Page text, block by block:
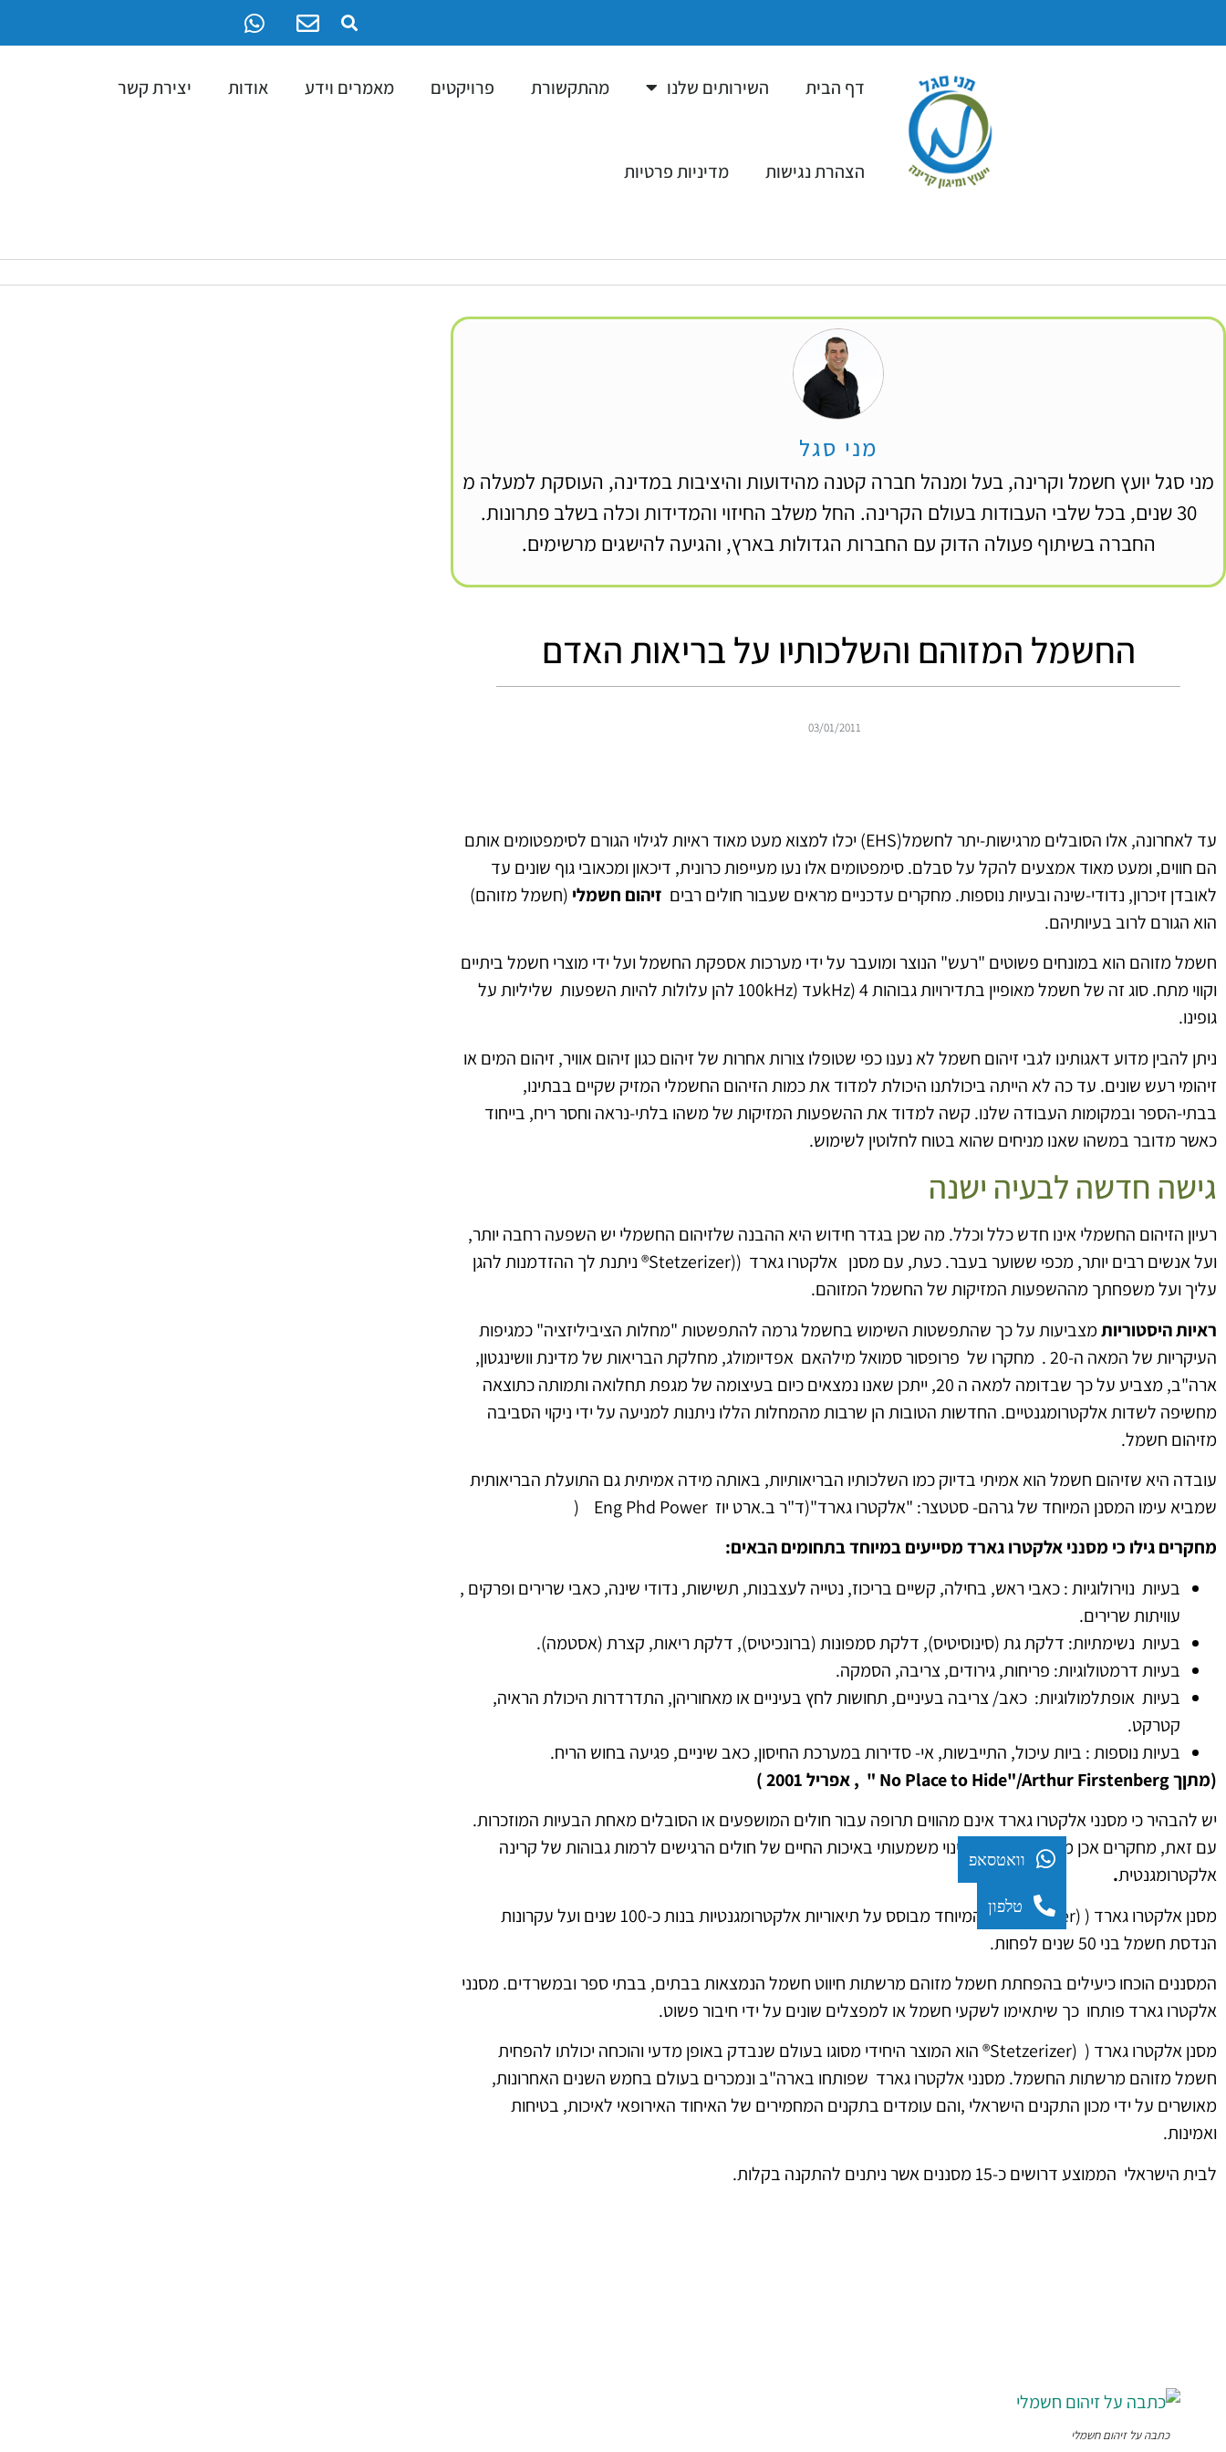
דף הבית השירותים שלנו מהתקשורת פרויקטים מאמרים וידע אודות יצירת קשר
הצהרת נגישות מדיניות פרטיות
מני סגל
מני סגל יועץ חשמל וקרינה, בעל ומנהל חברה קטנה מהידועות והיציבות במדינה, העוסקת למעלה מ
30 שנים, בכל שלבי העבודות בעולם הקרינה. החל משלב החיזוי והמדידות וכלה בשלב פתרונות.
החברה בשיתוף פעולה הדוק עם החברות הגדולות בארץ, והגיעה להישגים מרשימים.
החשמל המזוהם והשלכותיו על בריאות האדם
03/01/2011
עד לאחרונה, אלו הסובלים מרגישות-יתר לחשמל(EHS) יכלו למצוא מעט מאוד ראיות לגילוי הגורם לסימפטומים אותם
הם חווים, ומעט מאוד אמצעים להקל על סבלם. סימפטומים אלו נעו מעייפות כרונית, דיכאון ומכאובי גוף שונים עד
לאובדן זיכרון, נדודי-שינה ובעיות נוספות. מחקרים עדכניים מראים שעבור חולים רבים זיהום חשמלי (חשמל מזוהם)
הוא הגורם לרוב בעיותיהם.
חשמל מזוהם הוא במונחים פשוטים "רעש" הנוצר ומועבר על ידי מערכות אספקת החשמל ועל ידי מוצרי חשמל ביתיים
וקווי מתח. סוג זה של חשמל מאופיין בתדירויות גבוהות kHz) 4עד (100kHz להן עלולות להיות השפעות שליליות על
גופינו.
ניתן להבין מדוע דאגותינו לגבי זיהום חשמל לא נענו כפי שטופלו צורות אחרות של זיהום כגון זיהום אוויר, זיהום המים או
זיהומי רעש שונים. עד כה לא הייתה ביכולתנו היכולת למדוד את כמות הזיהום החשמלי המזיק שקיים בבתינו,
בבתי-הספר ובמקומות העבודה שלנו. קשה למדוד את ההשפעות המזיקות של משהו בלתי-נראה וחסר ריח, בייחוד
כאשר מדובר במשהו שאנו מניחים שהוא בטוח לחלוטין לשימוש.
גישה חדשה לבעיה ישנה
רעיון הזיהום החשמלי אינו חדש כלל וכלל. מה שכן בגדר חידוש היא ההבנה שלזיהום החשמלי יש השפעה רחבה יותר,
ועל אנשים רבים יותר, מכפי ששוער בעבר. כעת, עם מסנן אלקטרו גארד ((Stetzerizer® ניתנת לך ההזדמנות להגן
עליך ועל משפחתך מההשפעות המזיקות של החשמל המזוהם.
ראיות היסטוריותמצביעות על כך שהתפשטות השימוש בחשמל גרמה להתפשטות "מחלות הציביליזציה" כמגיפות
העיקריות של המאה ה-20 . מחקרו של פרופסור סמואל מילהאם אפדיומולג, מחלקת הבריאות של מדינת וושינגטון,
ארה"ב, מצביע על כך שבדומה למאה ה 20, ייתכן שאנו נמצאים כיום בעיצומה של מגפת תחלואה ותמותה כתוצאה
מחשיפה לשדות אלקטרומגנטיים. החדשות הטובות הן שרבות מהמחלות הללו ניתנות למניעה על ידי ניקוי הסביבה
מזיהום חשמל.
עובדה היא שזיהום חשמל הוא אמיתי בדיוק כמו השלכותיו הבריאותיות, באותה מידה אמיתית גם התועלת הבריאותית
שמביא עימו המסנן המיוחד של גרהם- סטטצר: "אלקטרו גארד"(ד"ר ב.ארט יוז Eng Phd Power (
מחקרים גילו כי מסנני אלקטרו גארד מסייעים במיוחד בתחומים הבאים:
בעיות נוירולוגיות : כאבי ראש, בחילה, קשיים בריכוז, נטייה לעצבנות, תשישות, נדודי שינה, כאבי שרירים ופרקים ,
עוויתות שרירים.
בעיות נשימתיות: דלקת גת (סינוסיטיס), דלקת סמפונות (ברונכיטיס), דלקת ריאות, קצרת (אסטמה).
בעיות דרמטולוגיות: פריחות, גירודים, צריבה, הסמקה.
בעיות אופתלמולוגיות: כאב/ צריבה בעיניים, תחושות לחץ בעיניים או מאחוריהן, התדרדרות היכולת הראיה,
קטרקט.
בעיות נוספות : ביות עיכול, התייבשות, אי- סדירות במערכת החיסון, כאב שיניים, פגיעה בחוש הריח.
(מתןךNo Place to Hide"/Arthur Firstenberg " , אפריל 2001 )
יש להבהיר כי מסנני אלקטרו גארד אינם מהווים תרופה עבור חולים המושפעים או הסובלים מאחת הבעיות המוזכרות.
עם זאת, מחקרים אכן מוכיחים שהושג שינוי משמעותי באיכות החיים של חולים הרגישים לרמות גבוהות של קרינה
אלקטרומגנטית.
מסנן אלקטרו גארד ( (Stetzerizer® המיוחד מבוסס על תיאוריות אלקטרומגנטיות בנות כ-100 שנים ועל עקרונות
הנדסת חשמל בני 50 שנים לפחות.
המסננים הוכחו כיעילים בהפחתת חשמל מזוהם מרשתות חיווט חשמל הנמצאות בבתים, בבתי ספר ובמשרדים. מסנני
אלקטרו גארד פותחו כך שיתאימו לשקעי חשמל או למפצלים שונים על ידי חיבור פשוט.
מסנן אלקטרו גארד ( (Stetzerizer® הוא המוצר היחידי מסוגו בעולם שנבדק באופן מדעי והוכחה יכולתו להפחית
חשמל מזוהם מרשתות החשמל. מסנני אלקטרו גארד שפותחו בארה"ב ונמכרים בעולם בחמש השנים האחרונות,
מאושרים על ידי מכון התקנים הישראלי ,והם עומדים בתקנים המחמירים של האיחוד האירופאי לאיכות, בטיחות
ואמינות.
לבית הישראלי הממוצע דרושים כ-15 מסננים אשר ניתנים להתקנה בקלות.
כתבה על זיהום חשמלי
וואטסאפ
טלפון